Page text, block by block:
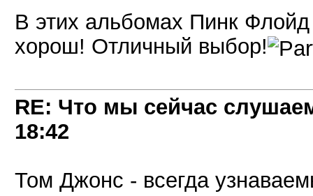
В этих альбомах Пинк
хорош! Отличный выбор!
RE: Что мы сейчас
18:42
Том Джонс - всегда